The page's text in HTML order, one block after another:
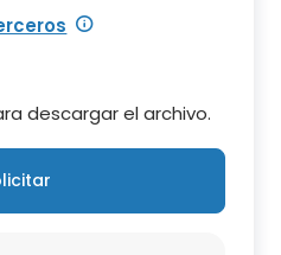
descargar el archivo.